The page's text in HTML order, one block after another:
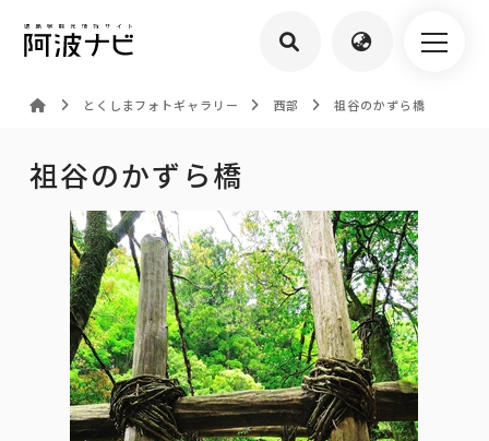
とくしまフォトギャラリー 西部 祖谷のかずら橋
祖谷のかずら橋